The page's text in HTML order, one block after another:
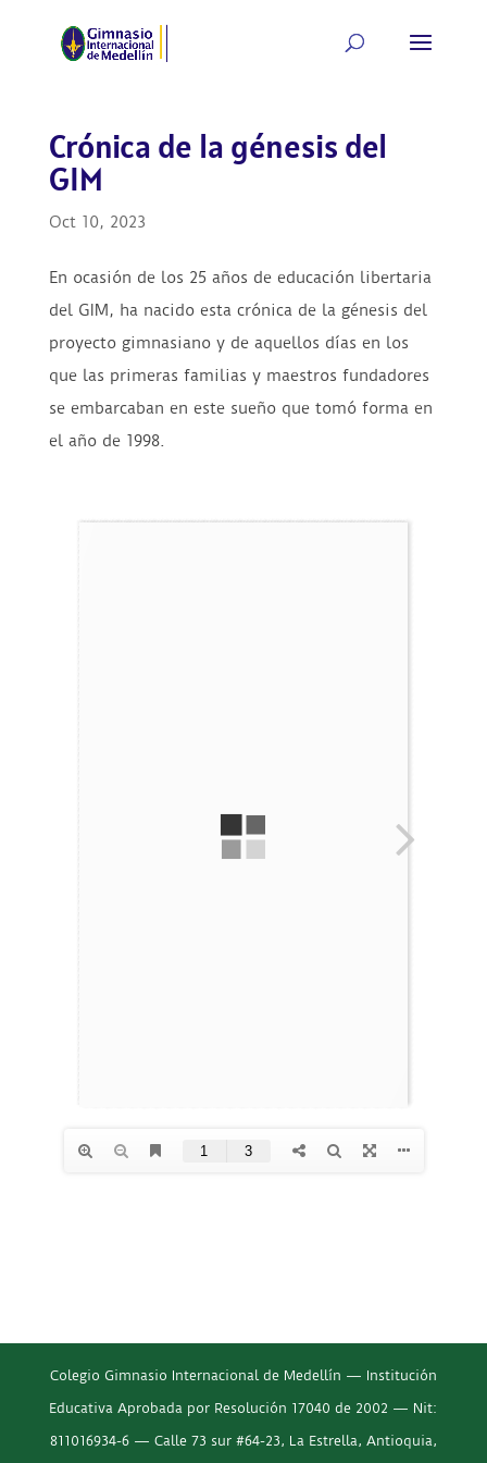
Crónica de la génesis del
GIM
Oct 10, 2023
En ocasión de los 25 años de educación libertaria
del GIM, ha nacido esta crónica de la génesis del
proyecto gimnasiano y de aquellos días en los
que las primeras familias y maestros fundadores
se embarcaban en este sueño que tomó forma en
el año de 1998.
Colegio Gimnasio Internacional de Medellín — Institución
Educativa Aprobada por Resolución 17040 de 2002 — Nit:
811016934-6 — Calle 73 sur #64-23, La Estrella, Antioquia,